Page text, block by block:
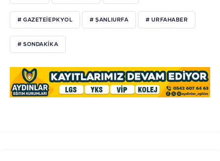
# GAZETEIEPKYOL # ŞANLIURFA # URFAHABER
# SONDAKIKA